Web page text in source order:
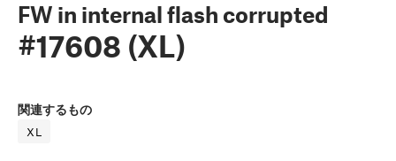
FW in internal flash corrupted
#17608 (XL)
関連するもの
XL